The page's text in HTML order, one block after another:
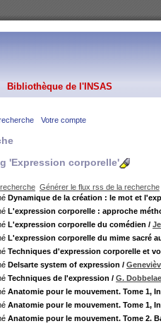
Bibliothèque de l'INSAS
Votre compte
'Expression corporelle'
Générer le flux rss de la recherche
Dynamique de la création : le mot et
L'expression corporelle : approche
L'expression corporelle du comédien /
L'expression corporelle du mime sacré
Techniques d'expression corporelle et
Delsarte system of expression /
Techniques de l'expression / G.
Anatomie pour le mouvement. Tome 1,
Anatomie pour le mouvement. Tome 1,
Anatomie pour le mouvement. Tome 2.